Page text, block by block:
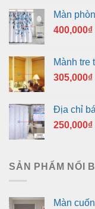
Màn
400,000₫
Mành tre
305,000₫
Địa chỉ
250,000₫
SẢN PHẨM NỔI
Màn